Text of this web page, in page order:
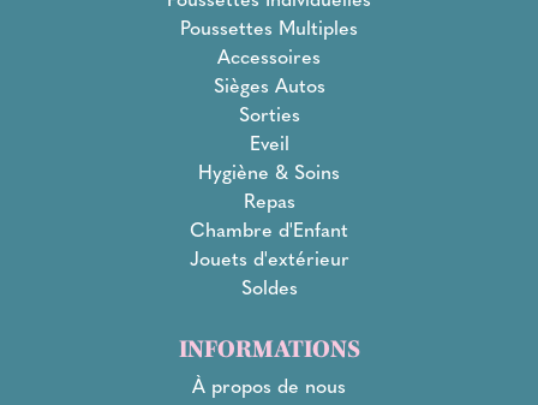
Poussettes Multiples
Accessoires
Sièges Autos
Sorties
Eveil
Hygiène & Soins
Repas
Chambre d'Enfant
Jouets d'extérieur
Soldes
INFORMATIONS
À propos de nous